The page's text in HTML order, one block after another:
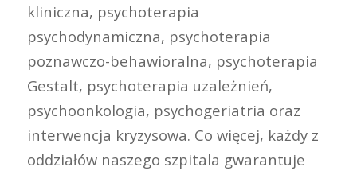
kliniczna, psychoterapia
psychodynamiczna, psychoterapia
poznawczo-behawioralna, psychoterapia
Gestalt, psychoterapia uzależnień,
psychoonkologia, psychogeriatria oraz
interwencja kryzysowa. Co więcej, każdy z
oddziałów naszego szpitala gwarantuje